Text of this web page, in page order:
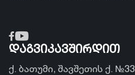
დაგვიკავშირდით
ქ. ბათუმი, შავშეთის ქ. №33